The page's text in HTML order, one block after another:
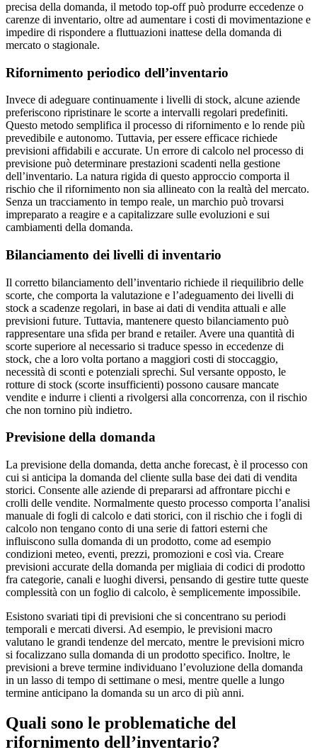
precisa della domanda, il metodo top-off può produrre eccedenze o
carenze di inventario, oltre ad aumentare i costi di movimentazione e
impedire di rispondere a fluttuazioni inattese della domanda di
mercato o stagionale.
Rifornimento periodico dell’inventario
Invece di adeguare continuamente i livelli di stock, alcune aziende
preferiscono ripristinare le scorte a intervalli regolari predefiniti.
Questo metodo semplifica il processo di rifornimento e lo rende più
prevedibile e autonomo. Tuttavia, per essere efficace richiede
previsioni affidabili e accurate. Un errore di calcolo nel processo di
previsione può determinare prestazioni scadenti nella gestione
dell’inventario. La natura rigida di questo approccio comporta il
rischio che il rifornimento non sia allineato con la realtà del mercato.
Senza un tracciamento in tempo reale, un marchio può trovarsi
impreparato a reagire e a capitalizzare sulle evoluzioni e sui
cambiamenti della domanda.
Bilanciamento dei livelli di inventario
Il corretto bilanciamento dell’inventario richiede il riequilibrio delle
scorte, che comporta la valutazione e l’adeguamento dei livelli di
stock a scadenze regolari, in base ai dati di vendita attuali e alle
previsioni future. Tuttavia, mantenere questo bilanciamento può
rappresentare una sfida per brand e retailer. Avere una quantità di
scorte superiore al necessario si traduce spesso in eccedenze di
stock, che a loro volta portano a maggiori costi di stoccaggio,
necessità di sconti e potenziali sprechi. Sul versante opposto, le
rotture di stock (scorte insufficienti) possono causare mancate
vendite e indurre i clienti a rivolgersi alla concorrenza, con il rischio
che non tornino più indietro.
Previsione della domanda
La previsione della domanda, detta anche forecast, è il processo con
cui si anticipa la domanda del cliente sulla base dei dati di vendita
storici. Consente alle aziende di prepararsi ad affrontare picchi e
crolli delle vendite. Normalmente questo processo comporta l’analisi
manuale di fogli di calcolo e dati storici, con il rischio che i fogli di
calcolo non tengano conto di una serie di fattori esterni che
influiscono sulla domanda di un prodotto, come ad esempio
condizioni meteo, eventi, prezzi, promozioni e così via. Creare
previsioni accurate della domanda per migliaia di codici di prodotto
fra categorie, canali e luoghi diversi, pensando di gestire tutte queste
complessità con un foglio di calcolo, è semplicemente impossibile.
Esistono svariati tipi di previsioni che si concentrano su periodi
temporali e mercati diversi. Ad esempio, le previsioni macro
valutano le grandi tendenze del mercato, mentre le previsioni micro
si focalizzano sulla domanda di un prodotto specifico. Inoltre, le
previsioni a breve termine individuano l’evoluzione della domanda
in un lasso di tempo di settimane o mesi, mentre quelle a lungo
termine anticipano la domanda su un arco di più anni.
Quali sono le problematiche del
rifornimento dell’inventario?